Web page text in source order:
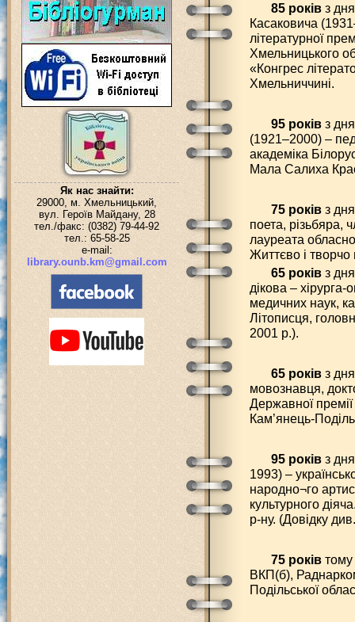
Як нас знайти:
29000, м. Хмельницький,
вул. Героїв Майдану, 28
тел./факс: (0382) 79-44-92
тел.: 65-58-25
e-mail:
library.ounb.km@gmail.com
85 роківз
Касаковича
літературної
Хмельницького
«Конгрес
Хмельниччині.
95 роківз дня
(1921–2000) –
академіка
Мала Салиха
75 роківз
поета, різьбяра,
лауреата
Життєво і
65 роківз
дікова –
медичних наук,
Літописця,
2001 р.).
65 роківз
мовознавця,
Державної
Кам’янець-
95 роківз
1993) –
народно¬го
культурного
р-ну. (Довідку
75 роківтому
ВКП(б),
Подільської